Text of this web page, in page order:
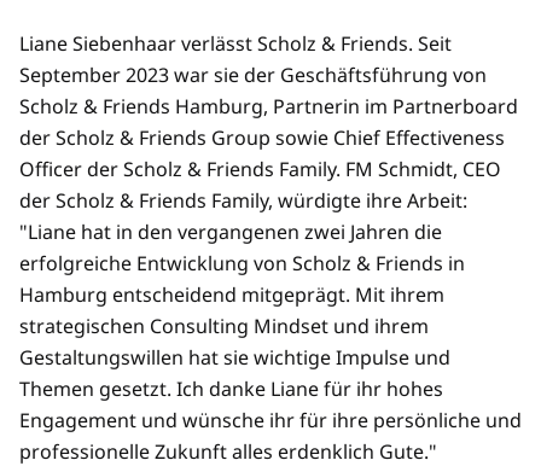
Liane Siebenhaar verlässt Scholz & Friends. Seit
September 2023 war sie der Geschäftsführung von
Scholz & Friends Hamburg, Partnerin im Partnerboard
der Scholz & Friends Group sowie Chief Effectiveness
Officer der Scholz & Friends Family. FM Schmidt, CEO
der Scholz & Friends Family, würdigte ihre Arbeit:
"Liane hat in den vergangenen zwei Jahren die
erfolgreiche Entwicklung von Scholz & Friends in
Hamburg entscheidend mitgeprägt. Mit ihrem
strategischen Consulting Mindset und ihrem
Gestaltungswillen hat sie wichtige Impulse und
Themen gesetzt. Ich danke Liane für ihr hohes
Engagement und wünsche ihr für ihre persönliche und
professionelle Zukunft alles erdenklich Gute."